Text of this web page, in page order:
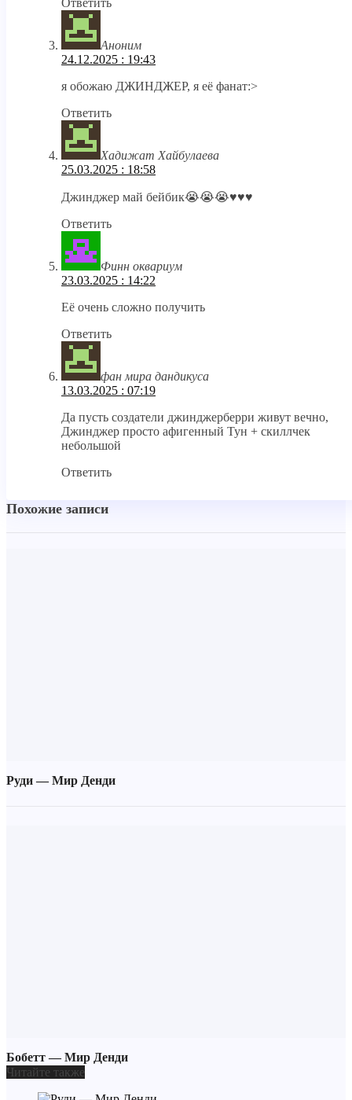
Ответить
Аноним
24.12.2025 : 19:43
я обожаю ДЖИНДЖЕР, я её фанат:>
Ответить
Хадижат Хайбулаева
25.03.2025 : 18:58
Джинджер май бейбик😭😭😭♥️♥️♥️
Ответить
Финн оквариум
23.03.2025 : 14:22
Её очень сложно получить
Ответить
фан мира дандикуса
13.03.2025 : 07:19
Да пусть создатели джинджерберри живут вечно,
Джинджер просто афигенный Тун + скиллчек
небольшой
Ответить
Похожие записи
Руди — Мир Денди
Бобетт — Мир Денди
Читайте также